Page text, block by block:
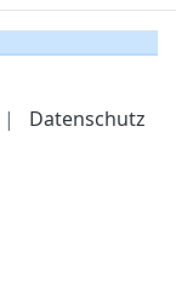
| Datenschutz